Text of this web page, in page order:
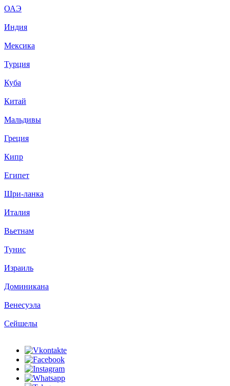
ОАЭ
Индия
Мексика
Турция
Куба
Китай
Мальдивы
Греция
Кипр
Египет
Шри-ланка
Италия
Вьетнам
Тунис
Израиль
Доминикана
Венесуэла
Сейшелы